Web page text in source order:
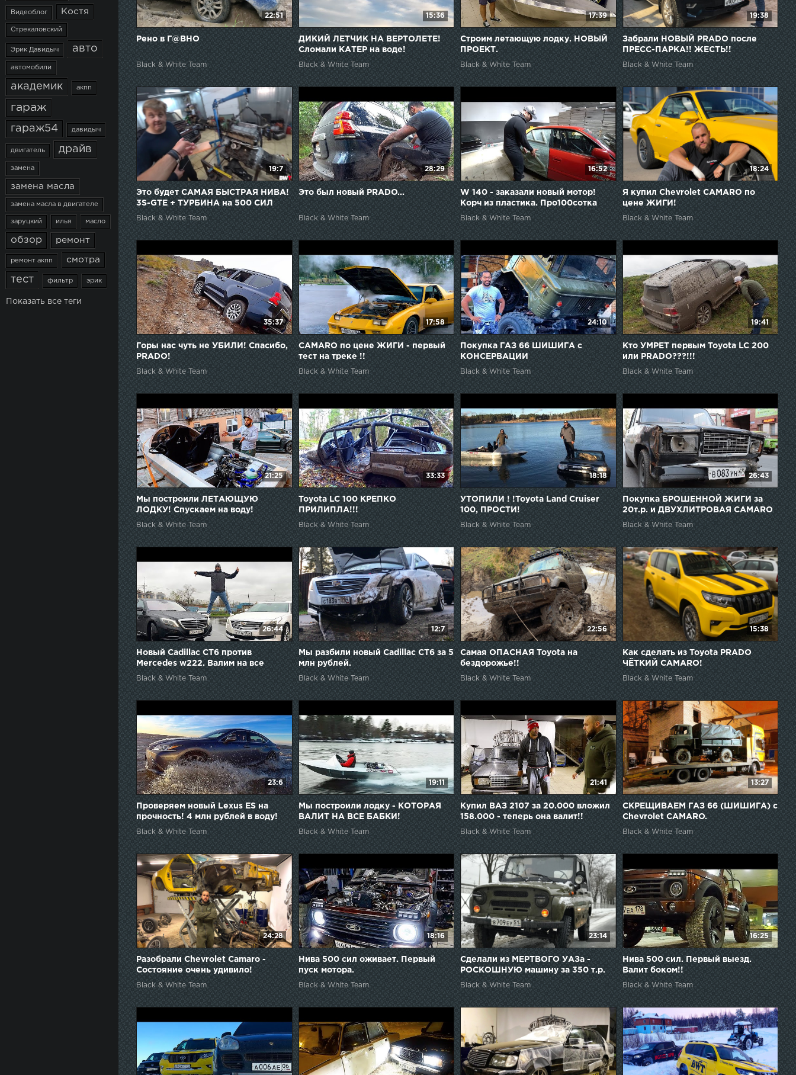
Видеоблог Костя
Стрекаловский
Эрик Давидыч авто
автомобили
академик акпп
гараж
гараж54 давидыч
двигатель драйв
замена
замена масла
замена масла в двигателе
заруцкий илья масло
обзор ремонт
ремонт акпп смотра
тест фильтр эрик
Показать все теги
22:51
Рено в Г@ВНО
Black & White Team
15:36
ДИКИЙ ЛЕТЧИК НА ВЕРТОЛЕТЕ!
Сломали КАТЕР на воде!
Black & White Team
17:39
Строим летающую лодку. НОВЫЙ
ПРОЕКТ.
Black & White Team
19:38
Забрали НОВЫЙ PRADO после
ПРЕСС-ПАРКА!! ЖЕСТЬ!!
Black & White Team
19:7
Это будет САМАЯ БЫСТРАЯ НИВА!
3S-GTE + ТУРБИНА на 500 СИЛ
Black & White Team
28:29
Это был новый PRADO...
Black & White Team
16:52
W 140 - заказали новый мотор!
Корч из пластика. Про100сотка
оживление.
Black & White Team
18:24
Я купил Chevrolet CAMARO по
цене ЖИГИ!
Black & White Team
35:37
Горы нас чуть не УБИЛИ! Спасибо,
PRADO!
Black & White Team
17:58
CAMARO по цене ЖИГИ - первый
тест на треке !!
Black & White Team
24:10
Покупка ГАЗ 66 ШИШИГА с
КОНСЕРВАЦИИ
Black & White Team
19:41
Кто УМРЕТ первым Toyota LC 200
или PRADO???!!!
Black & White Team
21:25
Мы построили ЛЕТАЮЩУЮ
ЛОДКУ! Спускаем на воду!
Black & White Team
33:33
Toyota LC 100 КРЕПКО
ПРИЛИПЛА!!!
Black & White Team
18:18
УТОПИЛИ ! !Toyota Land Cruiser
100, ПРОСТИ!
Black & White Team
26:43
Покупка БРОШЕННОЙ ЖИГИ за
20т.р. и ДВУХЛИТРОВАЯ CAMARO
Black & White Team
26:44
Новый Cadillac CT6 против
Mercedes w222. Валим на все
бабки!
Black & White Team
12:7
Мы разбили новый Cadillac CT6 за 5
млн рублей.
Black & White Team
22:56
Самая ОПАСНАЯ Toyota на
бездорожье!!
Black & White Team
15:38
Как сделать из Toyota PRADO
ЧЁТКИЙ CAMARO!
Black & White Team
23:6
Проверяем новый Lexus ES на
прочность! 4 млн рублей в воду!
Black & White Team
19:11
Мы построили лодку - КОТОРАЯ
ВАЛИТ НА ВСЕ БАБКИ!
Black & White Team
21:41
Купил ВАЗ 2107 за 20.000 вложил
158.000 - теперь она валит!!
Black & White Team
13:27
СКРЕЩИВАЕМ ГАЗ 66 (ШИШИГА) с
Chevrolet CAMARO.
Black & White Team
24:28
Разобрали Chevrolet Camaro -
Состояние очень удивило!
Black & White Team
18:16
Нива 500 сил оживает. Первый
пуск мотора.
Black & White Team
23:14
Сделали из МЕРТВОГО УАЗа -
РОСКОШНУЮ машину за 350 т.р.
Black & White Team
16:25
Нива 500 сил. Первый выезд.
Валит боком!!
Black & White Team